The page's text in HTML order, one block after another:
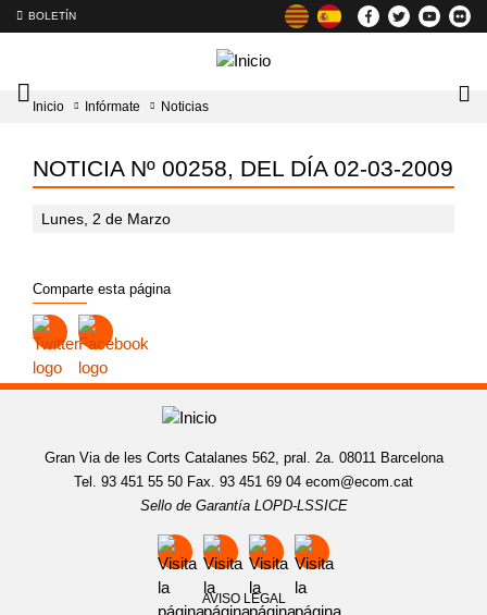
BOLETÍN
Intercambiador
del
principal
Inicio Infórmate Noticias
NOTICIA Nº 00258, DEL DÍA 02-03-2009
Lunes, 2 de Marzo
Comparte esta página
Gran Via de les Corts Catalanes 562, pral. 2a. 08011 Barcelona
Tel. 93 451 55 50 Fax. 93 451 69 04 ecom@ecom.cat
Sello de Garantía LOPD-LSSICE
AVISO LEGAL